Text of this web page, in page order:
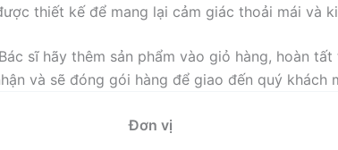
thiết kế để mang lại cảm giác thoải mái và
sĩ hãy thêm sản phẩm vào giỏ hàng, hoàn
và sẽ đóng gói hàng để giao đến quý khách
Đơn vị